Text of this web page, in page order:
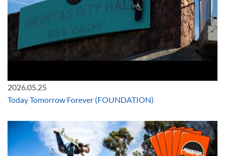
2026.05.25
Today Tomorrow Forever (FOUNDATION)